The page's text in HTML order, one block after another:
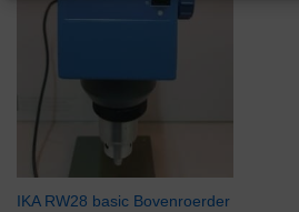
IKA RW28 basic Bovenroerder